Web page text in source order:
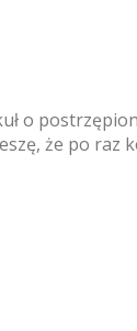
o
że po raz